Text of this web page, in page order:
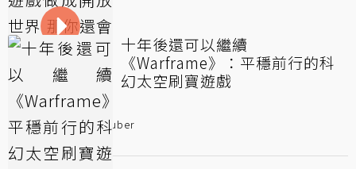
十年後還可以繼續
《Warframe》：平穩前行的科
幻太空刷寶遊戲
讀者投稿 VTuber